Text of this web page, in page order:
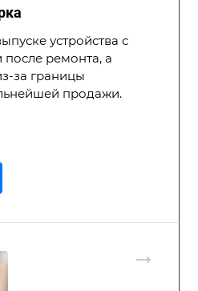
устройства с
после ремонта, а
за границы
продажи.